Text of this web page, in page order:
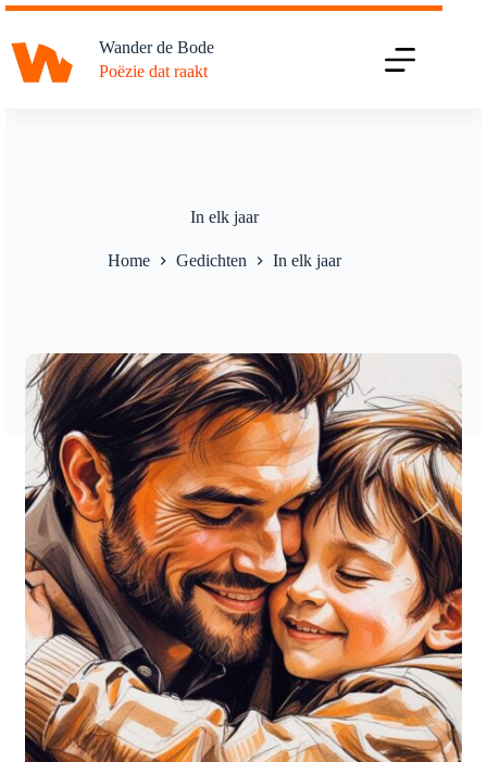
Ga
de
inhoud
Wander de Bode
Poëzie dat raakt
In elk jaar
Home Gedichten In elk jaar